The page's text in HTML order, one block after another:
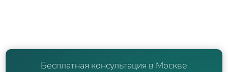
Бесплатная консультация в Москве